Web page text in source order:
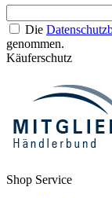
Die
genommen.
Käuferschutz
Shop Service